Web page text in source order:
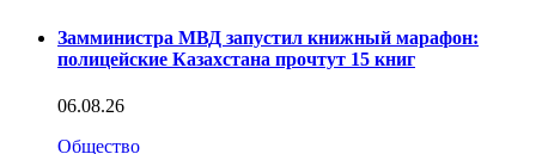
Замминистра МВД запустил книжный марафон:
полицейские Казахстана прочтут 15 книг
06.08.26
Общество